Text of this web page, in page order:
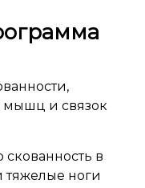
мышц и связок
в
тяжелые ноги